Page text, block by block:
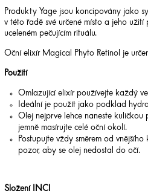
Produkty Yage jsou koncipovány jako
v této řadě své určené místo a jeho
uceleném pečujícím rituálu.
Oční elixír Magical Phyto Retinol je
Použití
Omlazující elixír používejte každý
Ideální je použít jako podklad
Olej nejprve lehce naneste
jemně masírujte celé oční okolí.
Postupujte vždy směrem od
pozor, aby se olej nedostal do očí.
Složení INCI